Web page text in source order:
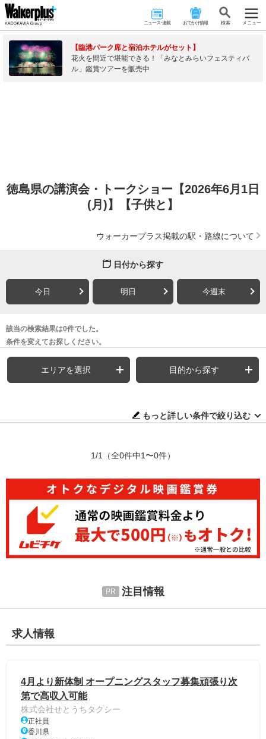
ニュース･連載 おでかけ情報 検 索 メニュー
【臨港パーク席と宿泊ホテルがセット】
花火を間近で堪能できる！「みなとみらいフェスティバ
ル」鑑賞ツアーを販売中
徳島県の講演会・トークショー【2026年6月1日
(月)】【子供と】
ウォーカープラス掲載の駅・路線について
日付から探す
今日 明日 今週末
該当の検索結果は0件でした。
条件を変えてお探しください。
エリアを選択 目的から探す
もっと詳しい条件で絞り込む
1/1 （全0件中1〜0件）
注目情報
求人情報
4月より新体制 オープニングスタッフ募集頑張り次
第で高収入可能
株式会社せとうちタクシー
正社員
香川県